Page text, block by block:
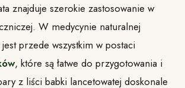
znajduje szerokie zastosowanie w
W medycynie naturalnej
przede wszystkim w postaci
, które są łatwe do przygotowania i
z liści babki lancetowatej doskonale